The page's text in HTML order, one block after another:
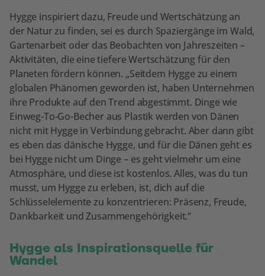
Hygge inspiriert dazu, Freude und Wertschätzung an
der Natur zu finden, sei es durch Spaziergänge im Wald,
Gartenarbeit oder das Beobachten von Jahreszeiten –
Aktivitäten, die eine tiefere Wertschätzung für den
Planeten fördern können. „Seitdem Hygge zu einem
globalen Phänomen geworden ist, haben Unternehmen
ihre Produkte auf den Trend abgestimmt. Dinge wie
Einweg-To-Go-Becher aus Plastik werden von Dänen
nicht mit Hygge in Verbindung gebracht. Aber dann gibt
es eben das dänische Hygge, und für die Dänen geht es
bei Hygge nicht um Dinge – es geht vielmehr um eine
Atmosphäre, und diese ist kostenlos. Alles, was du tun
musst, um Hygge zu erleben, ist, dich auf die
Schlüsselelemente zu konzentrieren: Präsenz, Freude,
Dankbarkeit und Zusammengehörigkeit.“
Hygge als Inspirationsquelle für
Wandel